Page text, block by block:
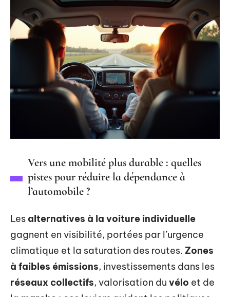
Vers une mobilité plus durable : quelles
pistes pour réduire la dépendance à
l’automobile ?
Les alternatives à la voiture individuelle
gagnent en visibilité, portées par l’urgence
climatique et la saturation des routes. Zones
à faibles émissions, investissements dans les
réseaux collectifs, valorisation du vélo et de